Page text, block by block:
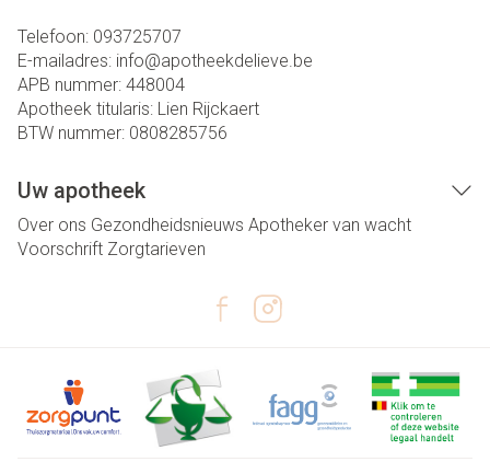
Telefoon: 093725707
E-mailadres: info@apotheekdelieve.be
APB nummer: 448004
Apotheek titularis: Lien Rijckaert
BTW nummer: 0808285756
Uw apotheek
Over ons Gezondheidsnieuws Apotheker van wacht
Voorschrift Zorgtarieven